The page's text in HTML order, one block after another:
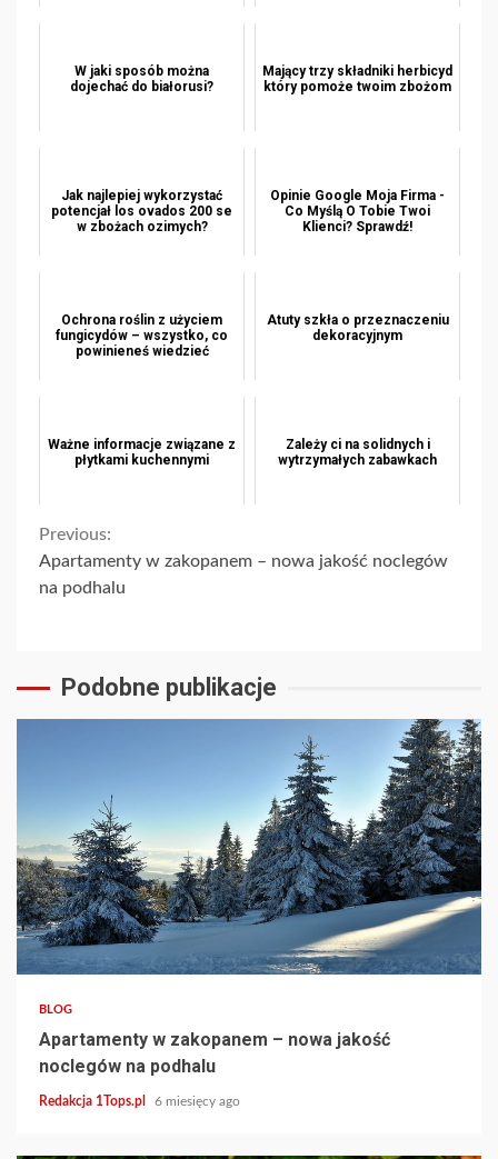
W jaki sposób można
dojechać do białorusi?
Mający trzy składniki herbicyd
który pomoże twoim zbożom
Jak najlepiej wykorzystać
potencjał los ovados 200 se
w zbożach ozimych?
Opinie Google Moja Firma -
Co Myślą O Tobie Twoi
Klienci? Sprawdź!
Ochrona roślin z użyciem
fungicydów – wszystko, co
powinieneś wiedzieć
Atuty szkła o przeznaczeniu
dekoracyjnym
Ważne informacje związane z
płytkami kuchennymi
Zależy ci na solidnych i
wytrzymałych zabawkach
Continue
Reading
Previous:
Apartamenty w zakopanem – nowa jakość noclegów
na podhalu
Podobne publikacje
3 min read
BLOG
Apartamenty w zakopanem – nowa jakość
noclegów na podhalu
Redakcja 1Tops.pl 6 miesięcy ago